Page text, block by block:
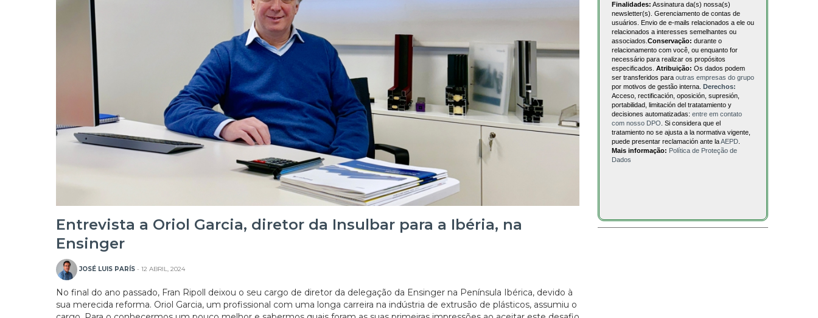
Entrevista a Oriol Garcia, diretor da Insulbar para a Ibéria, na
Ensinger
JOSÉ LUIS PARÍS - 12 ABRIL, 2024
No final do ano passado, Fran Ripoll deixou o seu cargo de diretor da delegação da Ensinger na Península Ibérica, devido à
sua merecida reforma. Oriol Garcia, um profissional com uma longa carreira na indústria de extrusão de plásticos, assumiu o
Finalidades: Assinatura da(s) nossa(s)
newsletter(s). Gerenciamento de contas de
usuários. Envio de e-mails relacionados a ele ou
relacionados a interesses semelhantes ou
associados. Conservação: durante o
relacionamento com você, ou enquanto for
necessário para realizar os propósitos
especificados. Atribuição: Os dados podem
ser transferidos para outras empresas do grupo
por motivos de gestão interna. Derechos:
Acceso, rectificación, oposición, supresión,
portabilidad, limitación del tratatamiento y
decisiones automatizadas: entre em contato
com nosso DPO . Si considera que el
tratamiento no se ajusta a la normativa vigente,
puede presentar reclamación ante laAEPD
Mais informação: Política de Proteção de
Dados